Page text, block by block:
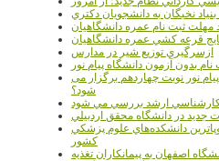
نخبگان به دانشجويان دکتري
مهلت ثبت نام عمره دانشگاهيان
قرعه کشي عمره دانشگاهيان
ازسرگيري توزيع شير در مدارس
بدون آزمون دانشگاه پیام نور
نور نوبت چهاردهم برگزار می
شود؟
جديد در دانشگاه محقق اردبيلي
از نوپاترين دانشکده‌هاي علوم پزشکي
کشور
اصفهان به پيمانکاران تغذيه